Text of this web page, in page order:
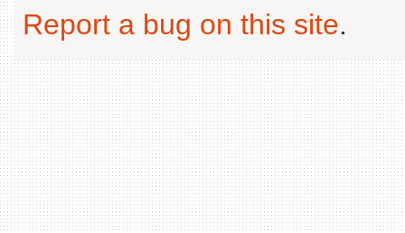
Report a bug on this site.